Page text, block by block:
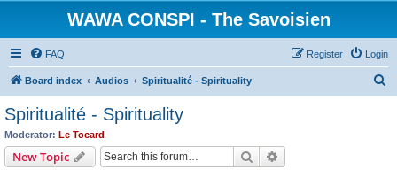
WAWA CONSPI - The Savoisien
FAQ Login
Register
Board index Audios Spiritualité - Spirituality
Spiritualité - Spirituality
Moderator: Le Tocard
New Topic Search